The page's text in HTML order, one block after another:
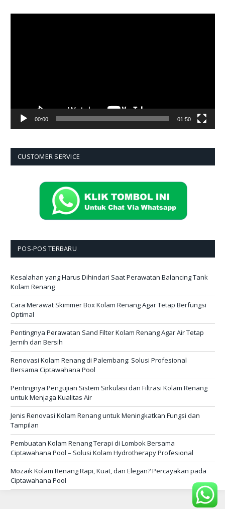
00:00 01:50
CUSTOMER SERVICE
POS-POS TERBARU
Kesalahan yang Harus Dihindari Saat Perawatan Balancing Tank
Kolam Renang
Cara Merawat Skimmer Box Kolam Renang Agar Tetap Berfungsi
Optimal
Pentingnya Perawatan Sand Filter Kolam Renang Agar Air Tetap
Jernih dan Bersih
Renovasi Kolam Renang di Palembang: Solusi Profesional
Bersama Ciptawahana Pool
Pentingnya Pengujian Sistem Sirkulasi dan Filtrasi Kolam Renang
untuk Menjaga Kualitas Air
Jenis Renovasi Kolam Renang untuk Meningkatkan Fungsi dan
Tampilan
Pembuatan Kolam Renang Terapi di Lombok Bersama
Ciptawahana Pool – Solusi Kolam Hydrotherapy Profesional
Mozaik Kolam Renang Rapi, Kuat, dan Elegan? Percayakan pada
Ciptawahana Pool